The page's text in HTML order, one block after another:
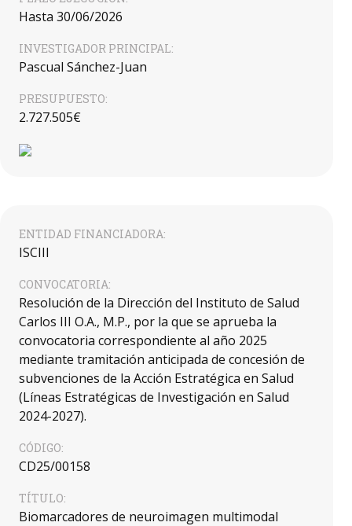
Hasta 30/06/2026
INVESTIGADOR PRINCIPAL:
Pascual Sánchez-Juan
PRESUPUESTO:
2.727.505€
ENTIDAD FINANCIADORA:
ISCIII
CONVOCATORIA:
Resolución de la Dirección del Instituto de Salud
Carlos III O.A., M.P., por la que se aprueba la
convocatoria correspondiente al año 2025
mediante tramitación anticipada de concesión de
subvenciones de la Acción Estratégica en Salud
(Líneas Estratégicas de Investigación en Salud
2024-2027).
CÓDIGO:
CD25/00158
TÍTULO:
Biomarcadores de neuroimagen multimodal